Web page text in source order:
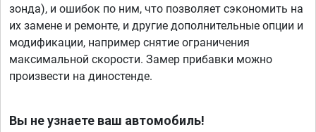
зонда), и ошибок по ним, что позволяет сэкономить на
их замене и ремонте, и другие дополнительные опции и
модификации, например снятие ограничения
максимальной скорости. Замер прибавки можно
произвести на диностенде.
Вы не узнаете ваш автомобиль!